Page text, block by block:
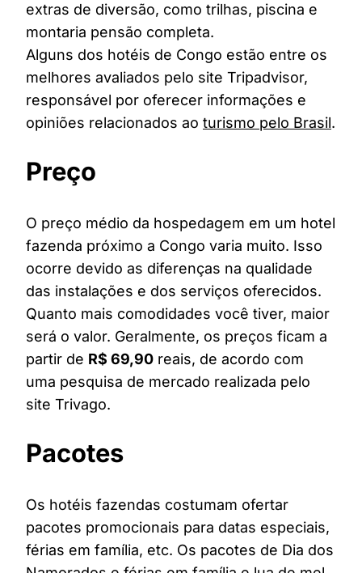
extras de diversão, como trilhas, piscina e
montaria pensão completa.
Alguns dos hotéis de Congo estão entre os
melhores avaliados pelo site Tripadvisor,
responsável por oferecer informações e
opiniões relacionados ao turismo pelo Brasil.
Preço
O preço médio da hospedagem em um hotel
fazenda próximo a Congo varia muito. Isso
ocorre devido as diferenças na qualidade
das instalações e dos serviços oferecidos.
Quanto mais comodidades você tiver, maior
será o valor. Geralmente, os preços ficam a
partir de R$ 69,90 reais, de acordo com
uma pesquisa de mercado realizada pelo
site Trivago.
Pacotes
Os hotéis fazendas costumam ofertar
pacotes promocionais para datas especiais,
férias em família, etc. Os pacotes de Dia dos